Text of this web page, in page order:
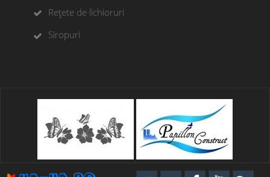
Rețete de lichioruri
Siropuri